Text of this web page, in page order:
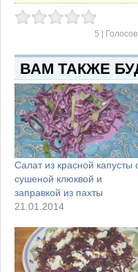
5 |
ВАМ ТАКЖЕ
Салат из красной капусты
сушеной клюквой и
заправкой из пахты
21.01.2014